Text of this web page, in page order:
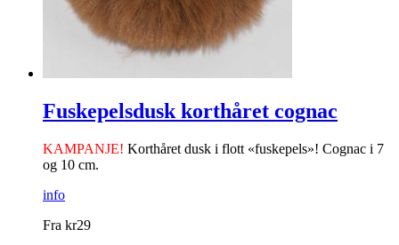
Fuskepelsdusk korthåret cognac
KAMPANJE! Korthåret dusk i flott «fuskepels»! Cognac i 7
og 10 cm.
info
Fra kr29